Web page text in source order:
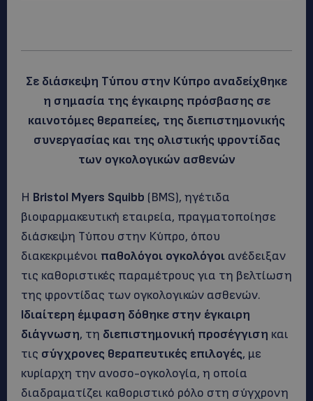
Σε διάσκεψη Τύπου στην Κύπρο αναδείχθηκε
η σημασία της έγκαιρης πρόσβασης σε
καινοτόμες θεραπείες, της διεπιστημονικής
συνεργασίας και της ολιστικής φροντίδας
των ογκολογικών ασθενών
Η Bristol Myers Squibb (BMS), ηγέτιδα
βιοφαρμακευτική εταιρεία, πραγματοποίησε
διάσκεψη Τύπου στην Κύπρο, όπου
διακεκριμένοι παθολόγοι ογκολόγοι ανέδειξαν
τις καθοριστικές παραμέτρους για τη βελτίωση
της φροντίδας των ογκολογικών ασθενών.
Ιδιαίτερη έμφαση δόθηκε στην έγκαιρη
διάγνωση, τη διεπιστημονική προσέγγιση και
τις σύγχρονες θεραπευτικές επιλογές, με
κυρίαρχη την ανοσο-ογκολογία, η οποία
διαδραματίζει καθοριστικό ρόλο στη σύγχρονη